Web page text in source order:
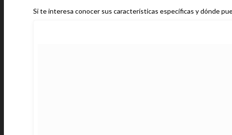
Si te interesa conocer sus características específicas y dónde